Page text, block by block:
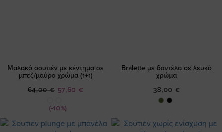
Μαλακό σουτιέν με κέντημα σε
μπεζ/μαύρο χρώμα (1+1)
(-10%)
Ειδική
57,60 €
64,00 €
Bralette με δαντέλα σε λευκό
χρώμα
38,00 €